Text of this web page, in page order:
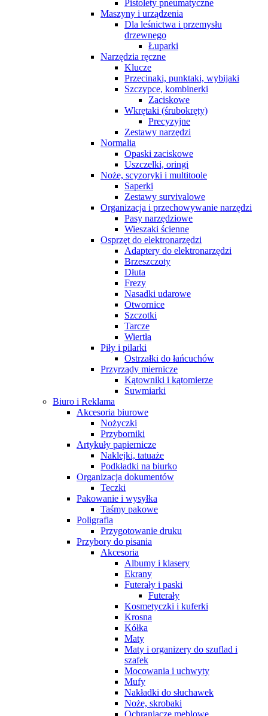
Pistolety pneumatyczne
Maszyny i urządzenia
Dla leśnictwa i przemysłu
drzewnego
Łuparki
Narzędzia ręczne
Klucze
Przecinaki, punktaki, wybijaki
Szczypce, kombinerki
Zaciskowe
Wkrętaki (śrubokręty)
Precyzyjne
Zestawy narzędzi
Normalia
Opaski zaciskowe
Uszczelki, oringi
Noże, scyzoryki i multitoole
Saperki
Zestawy survivalowe
Organizacja i przechowywanie narzędzi
Pasy narzędziowe
Wieszaki ścienne
Osprzęt do elektronarzędzi
Adaptery do elektronarzędzi
Brzeszczoty
Dłuta
Frezy
Nasadki udarowe
Otwornice
Szczotki
Tarcze
Wiertła
Piły i pilarki
Ostrzałki do łańcuchów
Przyrządy miernicze
Kątowniki i kątomierze
Suwmiarki
Biuro i Reklama
Akcesoria biurowe
Nożyczki
Przyborniki
Artykuły papiernicze
Naklejki, tatuaże
Podkładki na biurko
Organizacja dokumentów
Teczki
Pakowanie i wysyłka
Taśmy pakowe
Poligrafia
Przygotowanie druku
Przybory do pisania
Akcesoria
Albumy i klasery
Ekrany
Futerały i paski
Futerały
Kosmetyczki i kuferki
Krosna
Kółka
Maty
Maty i organizery do szuflad i
szafek
Mocowania i uchwyty
Mufy
Nakładki do słuchawek
Noże, skrobaki
Ochraniacze meblowe